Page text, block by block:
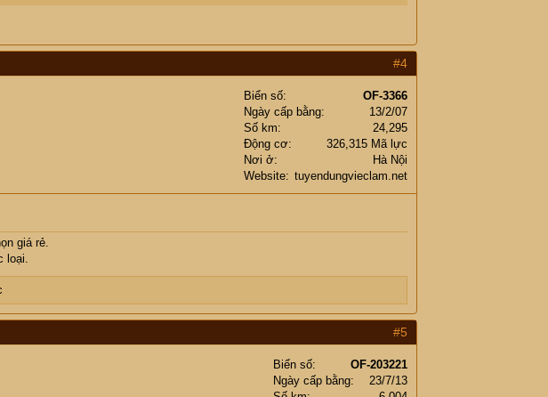
#4
Biển số
OF-3366
Ngày cấp bằng
13/2/07
Số km
24,295
Động cơ
326,315 Mã lực
Nơi ở
Hà Nội
Website
tuyendungvieclam.net
giá rẻ.
loại.
#5
Biển số
OF-203221
Ngày cấp bằng
23/7/13